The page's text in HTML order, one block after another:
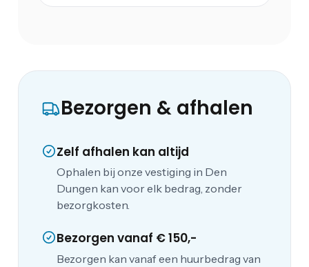
Bezorgen & afhalen
Zelf afhalen kan altijd
Ophalen bij onze vestiging in Den
Dungen kan voor elk bedrag, zonder
bezorgkosten.
Bezorgen vanaf € 150,-
Bezorgen kan vanaf een huurbedrag van